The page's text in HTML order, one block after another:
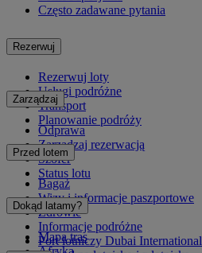
Często zadawane pytania
Rezerwuj
Rezerwuj loty
Usługi podróżne
Transport
Planowanie podróży
Zarządzaj
Odprawa
Zarządzaj rezerwacją
Szofer
Status lotu
Przed lotem
Bagaż
Wizy i informacje paszportowe
Zdrowie
Informacje podróżne
Port lotniczy Dubai International
Dokąd latamy?
Mapa tras